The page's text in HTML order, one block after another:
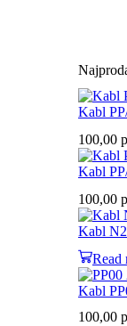
Kabl
100,00
Kabl
100,00
Kabl
Read
Kabl
100,00